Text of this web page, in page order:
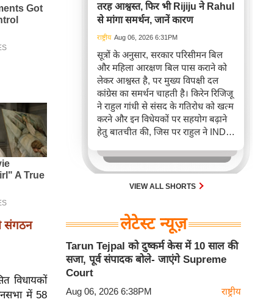
संगठन
विधायकों
में 58
तरह आश्वस्त, फिर भी Rijiju ने Rahul
से मांगा समर्थन, जानें कारण
राष्ट्रीय Aug 06, 2026 6:31PM
सूत्रों के अनुसार, सरकार परिसीमन बिल
और महिला आरक्षण बिल पास कराने को
लेकर आश्वस्त है, पर मुख्य विपक्षी दल
कांग्रेस का समर्थन चाहती है। किरेन रिजिजू
ने राहुल गांधी से संसद के गतिरोध को खत्म
करने और इन विधेयकों पर सहयोग बढ़ाने
हेतु बातचीत की, जिस पर राहुल ने INDIA
सरकार देशहित में विपक्षी सहयोग को
महत्वपूर्ण बता रही है, बावजूद इसके कि
विपक्ष पर संसद बाधित करने के आरोप हैं।
VIEW ALL SHORTS
लेटेस्ट न्यूज़
Tarun Tejpal को दुष्कर्म केस में 10 साल की
सजा, पूर्व संपादक बोले- जाएंगे Supreme
Court
Aug 06, 2026 6:38PM राष्ट्रीय